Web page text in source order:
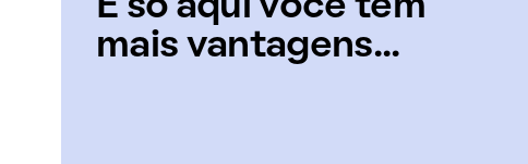
E só aqui você tem
mais vantagens...